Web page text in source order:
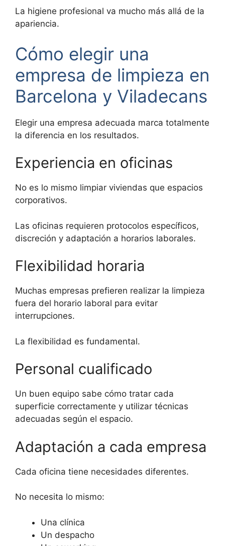
La higiene profesional va mucho más allá de la
apariencia.
Cómo elegir una
empresa de limpieza en
Barcelona y Viladecans
Elegir una empresa adecuada marca totalmente
la diferencia en los resultados.
Experiencia en oficinas
No es lo mismo limpiar viviendas que espacios
corporativos.
Las oficinas requieren protocolos específicos,
discreción y adaptación a horarios laborales.
Flexibilidad horaria
Muchas empresas prefieren realizar la limpieza
fuera del horario laboral para evitar
interrupciones.
La flexibilidad es fundamental.
Personal cualificado
Un buen equipo sabe cómo tratar cada
superficie correctamente y utilizar técnicas
adecuadas según el espacio.
Adaptación a cada empresa
Cada oficina tiene necesidades diferentes.
No necesita lo mismo:
Una clínica
Un despacho